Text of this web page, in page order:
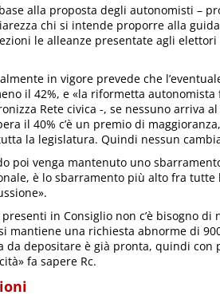
alla proposta degli autonomisti –
chi si intende proporre alla
le alleanze presentate agli
in vigore prevede che
il 42%, e «la riformetta
Rete civica -, se nessuno arriva
il 40% c’è un premio di
la legislatura. Quindi nessun
poi venga mantenuto uno
è lo sbarramento più alto fra
presenti in Consiglio non c’è bisogno
mantiene una richiesta abnorme di
da depositare è già pronta, quindi con
fa sapere Rc.